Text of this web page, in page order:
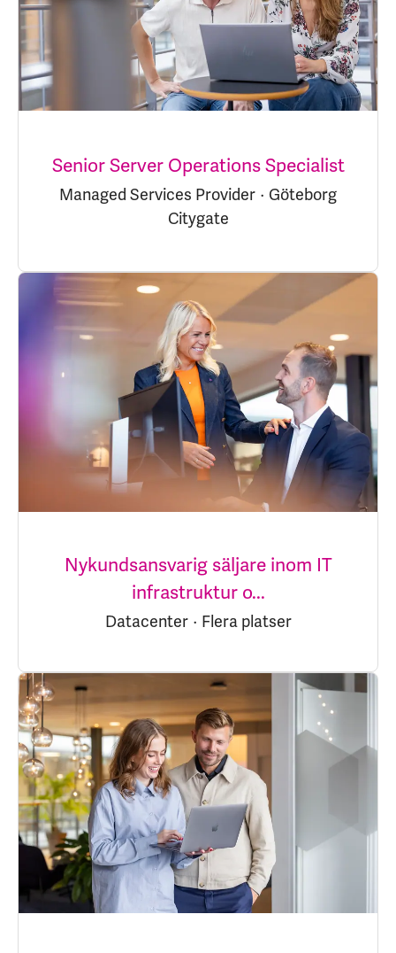
Senior Server Operations Specialist
Managed Services Provider · Göteborg
Citygate
Nykundsansvarig säljare inom IT
infrastruktur o...
Datacenter · Flera platser